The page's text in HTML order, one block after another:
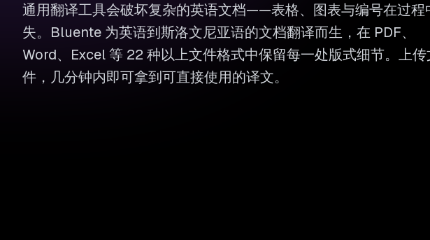
通用翻译工具会破坏复杂的英语文档——表格、图表与编号在过程
失。Bluente 为英语到斯洛文尼亚语的文档翻译而生，在 PDF、
Word、Excel 等 22 种以上文件格式中保留每一处版式细节。上传
件，几分钟内即可拿到可直接使用的译文。